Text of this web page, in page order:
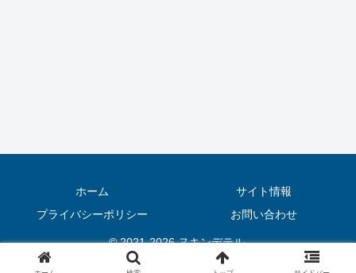
ホーム
サイト情報
プライバシーポリシー
お問い合わせ
© 2021-2026 ヌキンデテル.